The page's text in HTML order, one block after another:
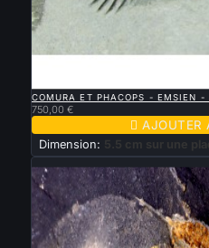
COMURA ET PHACOPS - EMSIEN -
750,00 €
 AJOUTER
Dimension: 5.5 cm sur une
Nouveau